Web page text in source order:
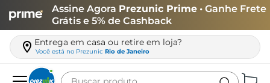
Assine Agora Prezunic Prime • Ganhe Frete
Grátis e 5% de Cashback
Entrega em casa ou retire em loja?
Você está no Prezunic Rio de Janeiro
Buscar produto